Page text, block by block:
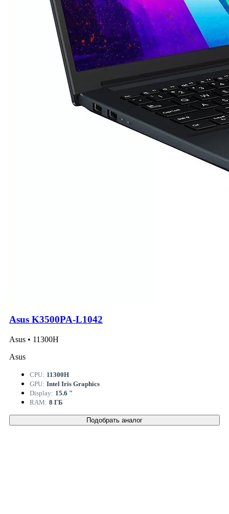
Asus K3500PA-L1042
Asus • 11300H
Asus
CPU: 11300H
GPU: Intel Iris Graphics
Display: 15.6 "
RAM: 8 ГБ
Подобрать аналог